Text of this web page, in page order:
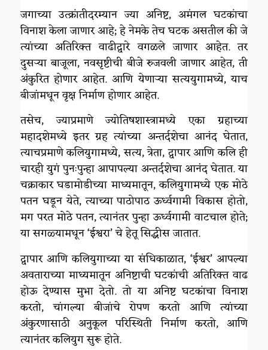
जगाच्या उत्क्रांतीदरम्यान ज्या अनिष्ट, अमंगल घटकांचा
विनाश केला जाणार आहे; हे नेमके तेच घटक असतील की जे
त्यांच्या अतिरिक्त वाढीद्वारे वगळले जाणार आहेत. तर
दुसऱ्या बाजूला, नवसृष्टीची बीजे रुजवली जाणार आहेत, ती
अंकुरित होणार आहेत. आणि येणाऱ्या सत्ययुगामध्ये, याच
बीजांमधून वृक्ष निर्माण होणार आहेत.
तसेच, ज्याप्रमाणे ज्योतिषशास्त्रामध्ये एका ग्रहाच्या
महादशेमध्ये इतर ग्रह त्यांच्या अन्तर्दशेचा आनंद घेतात,
त्याचप्रमाणे कलियुगामध्ये, सत्य, त्रेता, द्वापार आणि कलि ही
चारही युगं पुनःपुन्हा आपापल्या अन्तर्दशेचा आनंद घेतात. या
चक्राकार घडामोडीच्या माध्यमातून, कलियुगामध्ये एक मोठे
पतन घडून येते, त्याच्या पाठोपाठ ऊर्ध्वगामी विकास होतो,
मग परत मोठे पतन, त्यानंतर पुन्हा ऊर्ध्वगामी वाटचाल होते;
या सगळ्यामधून ‘ईश्वरा’ चे हेतू सिद्धीस जातात.
द्वापार आणि कलियुगाच्या या संधिकाळात, ‘ईश्वर’ आपल्या
अवताराच्या माध्यमातून अनिष्टाची घटकांची अतिरिक्त वाढ
होऊ देण्यास मुभा देतो. तो या अनिष्ट घटकांचा विनाश
करतो, चांगल्या बीजांचे रोपण करतो आणि त्यांच्या
अंकुरणासाठी अनुकूल परिस्थिती निर्माण करतो, आणि
त्यानंतर कलियुग सुरू होते.